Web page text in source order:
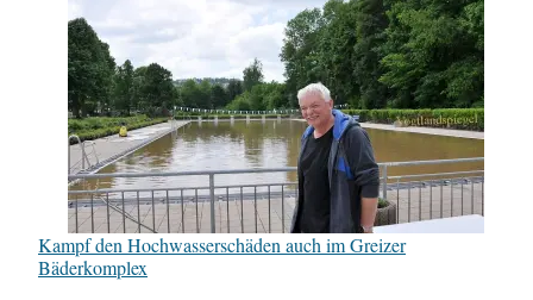
Kampf den Hochwasserschäden auch im Greizer
Bäderkomplex